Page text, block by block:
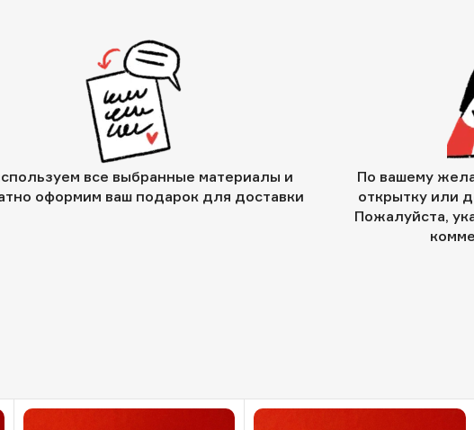
все выбранные материалы и
оформим ваш подарок для доставки
По вашему
открытку или
Пожалуйста,